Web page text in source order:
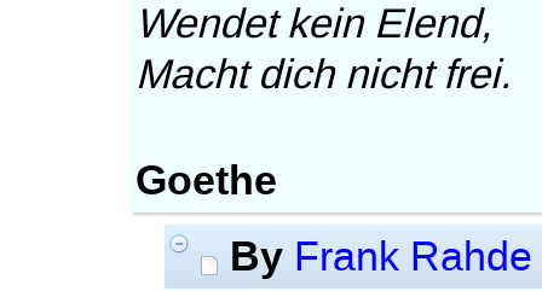
Wendet kein Elend,
Macht dich nicht frei.
Goethe
By Frank Rahde